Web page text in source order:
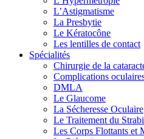
L’Astigmatisme
La Presbytie
Le Kératocône
Les lentilles de contact
Spécialités
Chirurgie de la
Complications
DMLA
Le Glaucome
La Sécheresse Oculaire
Le Traitement du
Les Corps Flottants et